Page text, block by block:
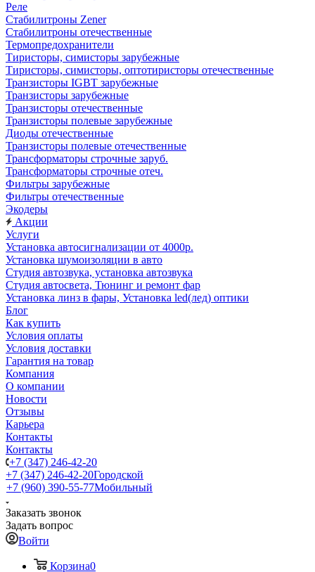
Реле
Стабилитроны Zener
Стабилитроны отечественные
Термопредохранители
Тиристоры, симисторы зарубежные
Тиристоры, симисторы, оптотиристоры отечественные
Транзисторы IGBT зарубежные
Транзисторы зарубежные
Транзисторы отечественные
Транзисторы полевые зарубежные
Диоды отечественные
Транзисторы полевые отечественные
Трансформаторы строчные заруб.
Трансформаторы строчные отеч.
Фильтры зарубежные
Фильтры отечественные
Экодеры
Акции
Услуги
Установка автосигнализации от 4000р.
Установка шумоизоляции в авто
Студия автозвука, установка автозвука
Студия автосвета, Тюнинг и ремонт фар
Установка линз в фары, Установка led(лед) оптики
Блог
Как купить
Условия оплаты
Условия доставки
Гарантия на товар
Компания
О компании
Новости
Отзывы
Карьера
Контакты
Контакты
+7 (347) 246-42-20
+7 (347) 246-42-20Городской
+7 (960) 390-55-77Мобильный
Заказать звонок
Задать вопрос
Войти
Корзина0